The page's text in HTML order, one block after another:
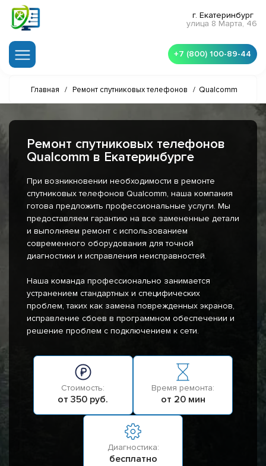
г. Екатеринбург
улица 8 Марта, 46
+7 (800) 100-89-44
Главная / Ремонт спутниковых телефонов / Qualcomm
Ремонт спутниковых телефонов
Qualcomm в Екатеринбурге
При возникновении необходимости в ремонте
спутниковых телефонов Qualcomm, наша компания
готова предложить профессиональные услуги. Мы
предоставляем гарантию на все замененные детали
и выполняем ремонт с использованием
современного оборудования для точной
диагностики и исправления неисправностей.
Наша команда профессионально занимается
устранением стандартных и специфических
проблем, таких как замена поврежденных экранов,
исправление сбоев в программном обеспечении и
решение проблем с подключением к сети.
Стоимость:
от 350 руб.
Время ремонта:
от 20 мин
Диагностика:
бесплатно